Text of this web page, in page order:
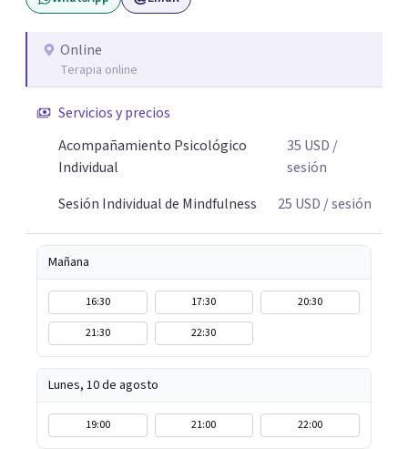
intención es ofrecerte un espacio cercano y directo,
donde no tengas que llegar con todo claro ni explicar
que está ocurriendo ahora, comprenderlo y encontrar
herramientas que tengan sentido para tu vida real. No
prometo calma perfecta ni respuestas instantáneas;
relacionarte de otra manera con tus emociones,
pensamientos y experiencias.
Online
Terapia online
Servicios y precios
Acompañamiento Psicológico
Individual
35 USD /
sesión
Sesión Individual de Mindfulness
25 USD / sesión
Mañana
16:30 17:30
20:30
21:30
22:30
Lunes, 10 de agosto
19:00 21:00 22:00